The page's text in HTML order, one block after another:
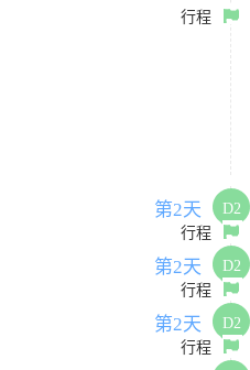
行程
第2天
D2
行程
第2天
D2
行程
第2天
D2
行程